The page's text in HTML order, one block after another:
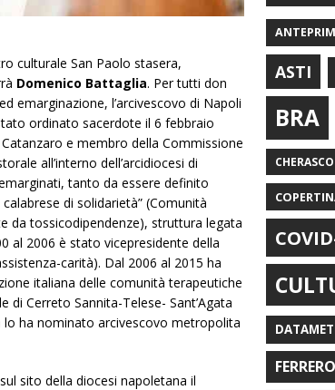
culturale San Paolo stasera,
Domenico Battaglia. Per tutti don
emarginazione, l’arcivescovo di Napoli
ordinato sacerdote il 6 febbraio
e membro della Commissione
all’interno dell’arcidiocesi di
tanto da essere definito
di solidarietà” (Comunità
da tossicodipendenze), struttura legata
al 2006 è stato vicepresidente della
carità). Dal 2006 al 2015 ha
italiana delle comunità terapeutiche
Cerreto Sannita-Telese- Sant’Agata
lo ha nominato arcivescovo metropolita
sito della diocesi napoletana il
ASTI
BRA
CHERASCO
FERRERO